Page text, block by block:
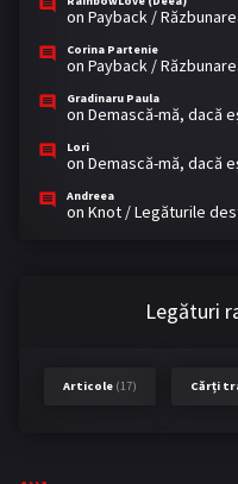
on Payback /
Corina Partenie
on Payback /
Gradinaru Paula
on Demască-mă, dacă
Lori
on Demască-mă, dacă
Andreea
on Knot / Legăturile
Legături
Articole (17) Cărți